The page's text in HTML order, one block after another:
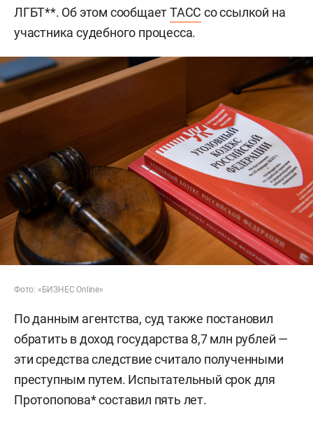
ЛГБТ**. Об этом сообщаетТАСС со ссылкой на
участника судебного процесса.
Фото: «БИЗНЕС Online»
По данным агентства, суд также постановил
обратить в доход государства 8,7 млн рублей —
эти средства следствие считало полученными
преступным путем. Испытательный срок для
Протопопова* составил пять лет.